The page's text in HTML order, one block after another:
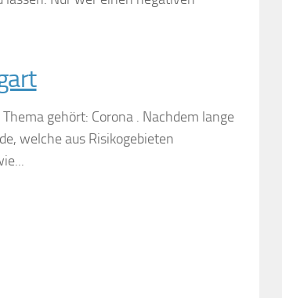
gehört: Corona . Nachdem lange
welche aus Risikogebieten